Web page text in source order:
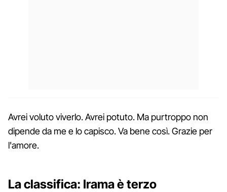
Avrei voluto viverlo. Avrei potuto. Ma purtroppo non
dipende da me e lo capisco. Va bene così. Grazie per
l'amore.
La classifica: Irama è terzo